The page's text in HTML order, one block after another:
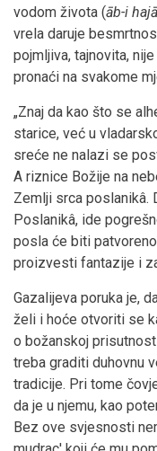
vodom života (āb-i
vrela daruje
pojmljiva, tajnovita,
pronaći na svakome
„Znaj da kao što se
starice, već u
sreće ne nalazi se
A riznice Božije na
Zemlji srca poslanikâ.
Poslanikâ, ide
posla će biti
proizvesti fantazije i
Gazalijeva poruka je,
želi i hoće otvoriti se
o božanskoj
treba graditi duhovnu
tradicije. Pri tome
da je u njemu, kao
Bez ove svjesnosti